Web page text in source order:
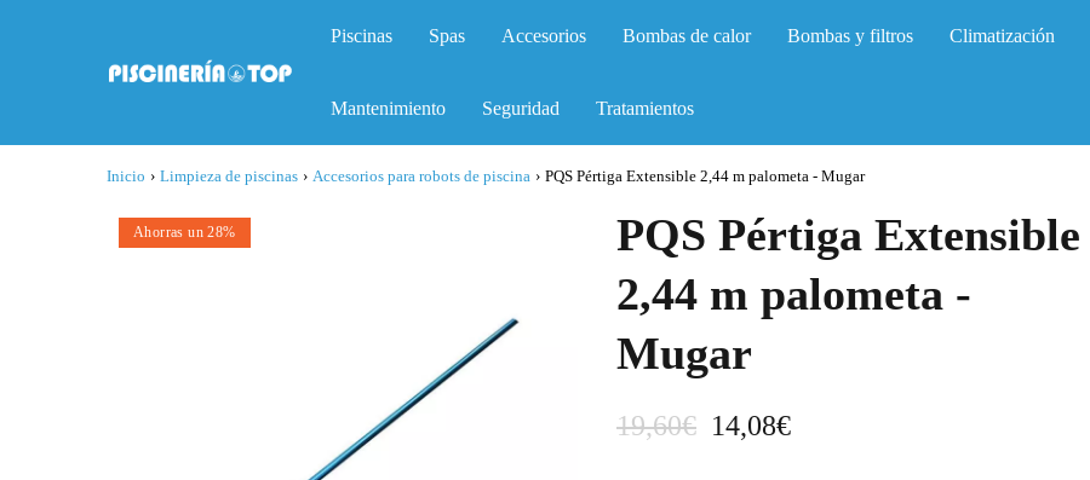
Piscinas Spas Accesorios Bombas de calor Bombas y filtros Climatización
Mantenimiento Seguridad Tratamientos
Inicio › Limpieza de piscinas › Accesorios para robots de piscina › PQS Pértiga Extensible 2,44 m palometa - Mugar
Ahorras un 28%
PQS Pértiga Extensible
2,44 m palometa -
Mugar
19,60€ E
14,08€E